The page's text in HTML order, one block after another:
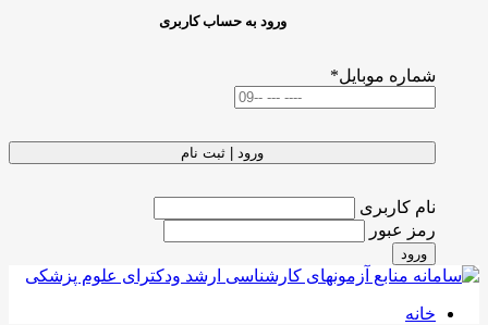
ورود به حساب کاربری
شماره موبایل*
ورود | ثبت نام
نام کاربری
رمز عبور
ورود
خانه